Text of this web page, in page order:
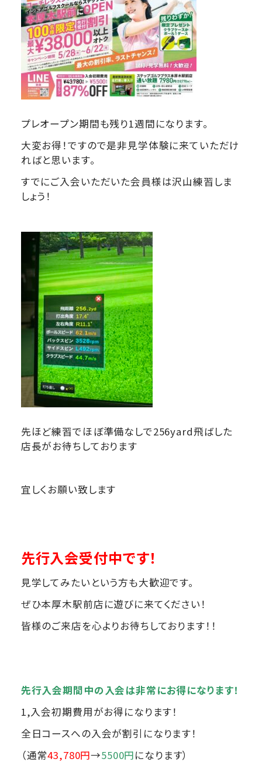
プレオープン期間も残り1週間になります。
大変お得！ですので是非見学体験に来ていただけ
ればと思います。
すでにご入会いただいた会員様は沢山練習しま
しょう！
先ほど練習でほぼ準備なしで256yard飛ばした
店長がお待ちしております
宜しくお願い致します
先行入会受付中です！
見学してみたいという方も大歓迎です。
ぜひ本厚木駅前店に遊びに来てください！
皆様のご来店を心よりお待ちしております！！
先行入会期間中の入会は非常にお得になります！
1,入会初期費用がお得になります！
全日コースへの入会が割引になります！
（通常43,780円→5500円になります）